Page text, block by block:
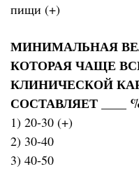
пищи (+)
МИНИМАЛЬНАЯ
КОТОРАЯ ЧАЩЕ
КЛИНИЧЕСКОЙ
СОСТАВЛЯЕТ ____
1) 20-30 (+)
2) 30-40
3) 40-50